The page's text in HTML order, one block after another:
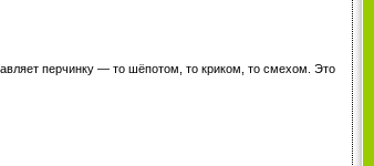
перчинку — то шёпотом, то криком, то смехом. Это